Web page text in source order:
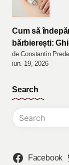
Cum să
bărbierești:
de Constantin Preda
iun. 19, 2026
Search
Facebook